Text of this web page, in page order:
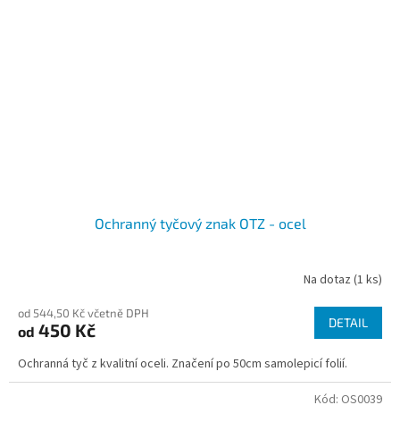
Ochranný tyčový znak OTZ - ocel
Na dotaz (1 ks)
od 544,50 Kč včetně DPH
od 450 Kč DETAIL
Ochranná tyč z kvalitní oceli. Značení po 50cm samolepicí folií.
Kód: OS0039